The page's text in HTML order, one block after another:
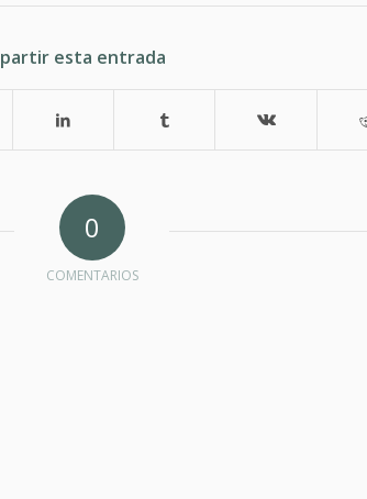
esta entrada
0
COMENTARIOS